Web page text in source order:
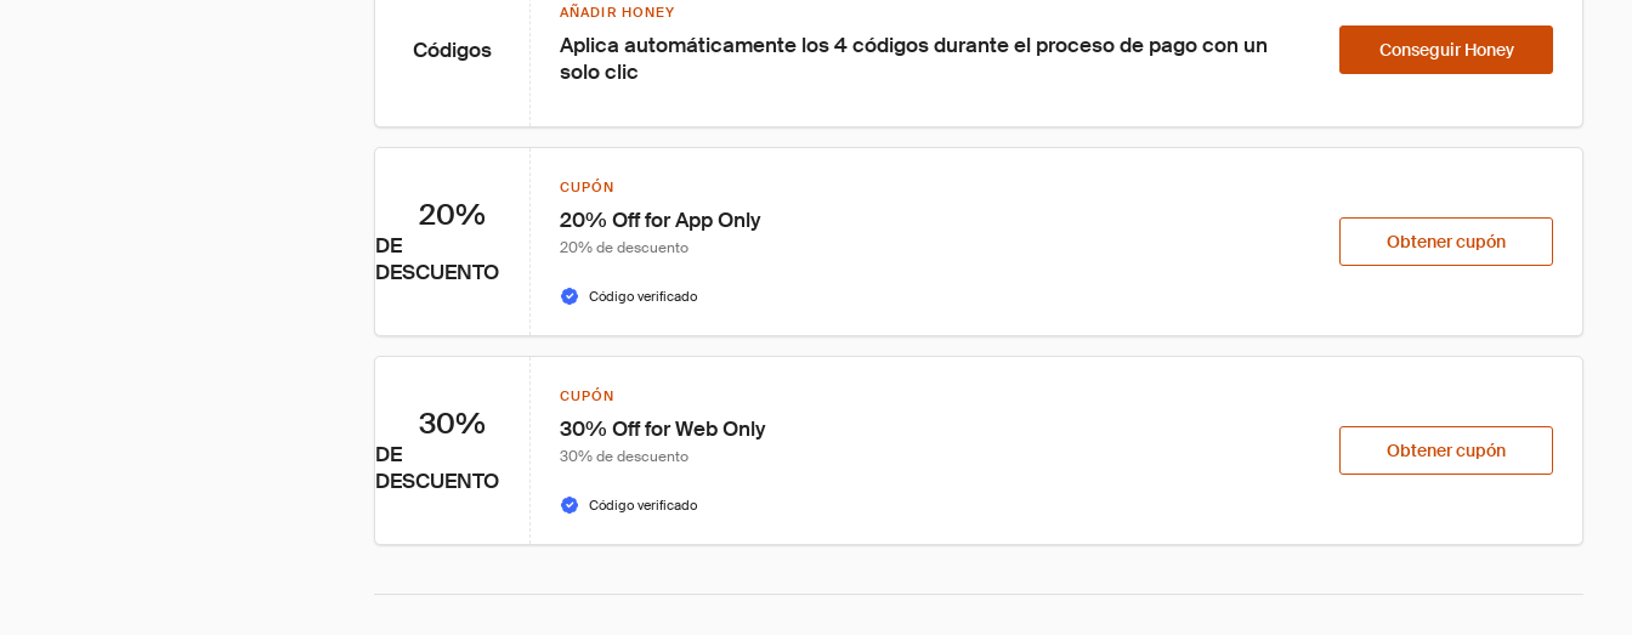
Códigos
AÑADIR HONEY
Aplica automáticamente los 4 códigos durante el proceso de pago con un
solo clic
Conseguir Honey
20%
DE
DESCUENTO
CUPÓN
20% Off for App Only
20% de descuento
Código verificado
Obtener cupón
30%
DE
DESCUENTO
CUPÓN
30% Off for Web Only
30% de descuento
Código verificado
Obtener cupón